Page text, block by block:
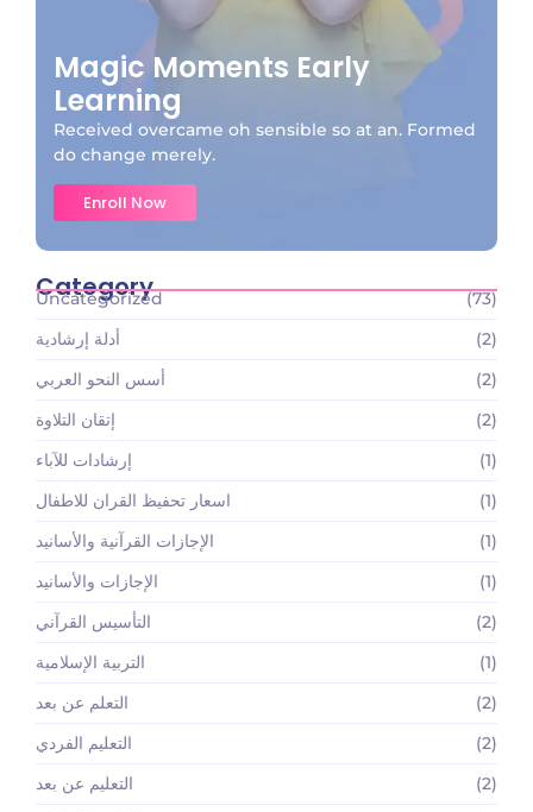
Magic Moments Early
Learning
Received overcame oh sensible so at an. Formed
do change merely.
Enroll Now
Category
Uncategorized
(73)
أدلة إرشادية
(2)
أسس النحو العربي
(2)
إتقان التلاوة
(2)
إرشادات للآباء
(1)
اسعار تحفيظ القران للاطفال
(1)
الإجازات القرآنية والأسانيد
(1)
الإجازات والأسانيد
(1)
التأسيس القرآني
(2)
التربية الإسلامية
(1)
التعلم عن بعد
(2)
التعليم الفردي
(2)
التعليم عن بعد
(2)